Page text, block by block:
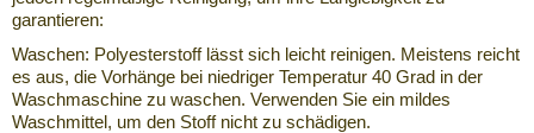
garantieren:
Waschen: Polyesterstoff lässt sich leicht reinigen. Meistens reicht
es aus, die Vorhänge bei niedriger Temperatur 40 Grad in der
Waschmaschine zu waschen. Verwenden Sie ein mildes
Waschmittel, um den Stoff nicht zu schädigen.